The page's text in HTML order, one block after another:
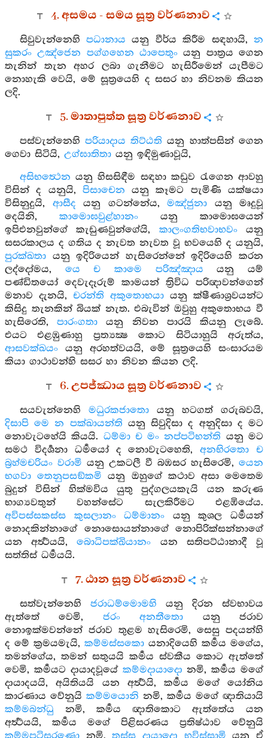
4. අසමය - සමය සූත්‍ර වර්ණනාව
සිවුවැන්නෙහිපධානාය යනු වීර්ය කිරීම සඳහායි,න
සුකරං උඤ්ජෙන පග්ගහෙන ඨාපෙතුං යනු පාත්‍රය ගෙන
තැනින් තැන අහර ලබා ගැනීමට හැසිරීමෙන් යැපීමට
නොහැකි වෙයි, මේ සූත්‍රයෙහි ද සසර හා නිවනම කියන
ලදි.
5. මාතාපුත්ත සූත්‍ර වර්ණනාව
පස්වැන්නෙහි පරියාදාය තිට්ඨති යනු හාත්පසින් ගෙන
ගෙවා සිටියි, උග්ඝාතිතා යනු ඉඳිමුණාවූයි,
අසිභත්‍ථෙන යනු හිසසිඳීම සඳහා කඩුව රැගෙන ආවහු
විසින් ද යනුයි, පිසාචෙන යනු කෑමට පැමිණි යක්ෂයා
විසිනුදුයි, ආසීද යනු ගටන්නේය, මඤ්ජුනා යනු මෘදුවූ
දෙයිනි, කාමොඝවුළ්හානං යනු කාමොඝයෙන්
ඉපිඑනවුන්ගේ කැඩුණවුන්ගේයි, කාලංගතිභවාභවංයනු
සසරකාලය ද ගතිය ද නැවත නැවත වූ භවයෙහි ද යනුයි,
පුරක්ඛතා යනු ඉදිරියෙන් හැසිරෙන්නේ ඉදිරියෙහි කරන
ලද්දෝමය, යෙ ච කාමෙ පරිඤ්ඤාය යනු යම්
පණ්ඩිතයෝ දෙවැදෑරුම් කාමයන් ත්‍රිවිධ පරිඥාවන්ගෙන්
මනාව දැනයි, චරන්ති අකුතොභයා යනු ක්ෂීණාශ්‍රවයන්ට
කිසිදු තැනකින් බියක් නැත. එබැවින් ඔවුහු අකුතොභය වී
හැසිරෙති,පාරංගතා යනු නිවන පාරයි කියනු ලැබේ.
එයට එළඹුණාහු ප්‍රත්‍යක්‍ෂ කොට සිටියාහුයි අරුත්ය,
ආසවක්ඛයං යනු අරහත්වයයි, මේ සූත්‍රයෙහි සංසාරයම
කියා ගාථාවන්හි සසර හා නිවන කියන ලදි.
6. උපජ්ඣාය සූත්‍ර වර්ණනාව
සයවැන්නෙහි මධුරකජාතොයනු හටගත් ගරුබවයි,
දිසාපි මෙ න පක්ඛායන්ති යනු සිවුදිසා ද අනුදිසා ද මට
නොවැටහේයි කියයි. ධම්මා ච මං නප්පටිභන්ති යනු මට
සමථ විදර්‍ශනා ධර්‍මයෝ ද නොවැටහෙති,අනභිරතො ච
බ්‍රහ්මචරියං වරාමි යනු උකටලී වී බඹසර හැසිරෙමි, යෙන
භගවා තෙනුපසඞ්කමි යනු ඔහුගේ කථාව අසා මෙතෙම
බුදුන් විසින් හික්මවිය යුතු පුද්ගලයකැයි යන කරුණ
භාග්‍යවතුන් වහන්සේට සැලකිරීමට එළඹියේය.
අවිපස්සකස්ස කුසලානං ධම්මානං යනු කුශල ධර්‍මයන්
නොදකින්නාගේ නොසොයන්නාගේ නොපිරික්සන්නාගේ
යන අර්‍ත්‍ථයයි,බොධිපක්ඛියානං යන සතිපට්ඨානාදී වූ
සත්තිස් ධර්‍මයයි.
7. ඨාන සූත්‍ර වර්ණනාව
සත්වැන්නෙහි ජරාධම්මොමහි යනු දිරන ස්වභාවය
ඇත්තේ වෙමි, ජරං අනතීතො යනු ජරාව
නොඉක්මවන්නේ ජරාව තුළම හැසිරෙමි, සෙසු පදයන්හි
ද මේ ක්‍රමයමැයි, කම්මස්සකො යනාදියෙහි කර්‍මය මගේය,
තමන්ගේය, තමන් සතුයයි කර්‍මය ස්වකීය කොට ඇත්තේ
වෙමි, කර්‍මයට දායාදවූයේ කම්මදායාදො නමි, කර්‍මය මගේ
දායාදයයි, අයිතියයි යන අර්‍ත්‍ථයි, කර්‍මය මගේ යෝනිය
කාරණාය වේනුයි කම්මයොනි නමි, කර්‍මය මගේ ඥාතියායි
කම්මබන්ධු නමි, කර්‍මය ඥාතිකොට ඇත්තේය යන
අර්‍ත්‍ථයයි, කර්‍මය මගේ පිළිසරණය ප්‍රතිෂ්ඨාව වේනුයි